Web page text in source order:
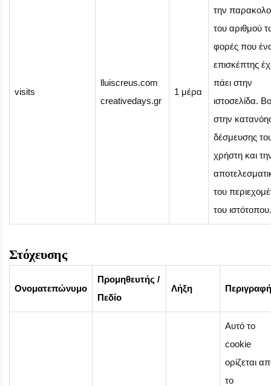
visits
lluiscreus.com
creativedays.gr
1 μέρα
την
του αριθμού
φορές που
επισκέπτης
πάει στην
ιστοσελίδα.
στην
δέσμευσης
χρήστη και
του
του ιστότοπου.
Στόχευσης
Ονοματεπώνυμο
Προμηθευτής /
Πεδίο
Λήξη Περιγραφή
Αυτό το
cookie
ορίζεται
το